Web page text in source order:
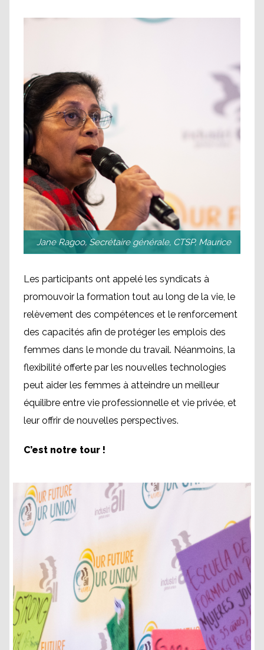
Jane Ragoo, Secrétaire générale, CTSP, Maurice
Les participants ont appelé les syndicats à
promouvoir la formation tout au long de la vie, le
relèvement des compétences et le renforcement
des capacités afin de protéger les emplois des
femmes dans le monde du travail. Néanmoins, la
flexibilité offerte par les nouvelles technologies
peut aider les femmes à atteindre un meilleur
équilibre entre vie professionnelle et vie privée, et
leur offrir de nouvelles perspectives.
C’est notre tour !